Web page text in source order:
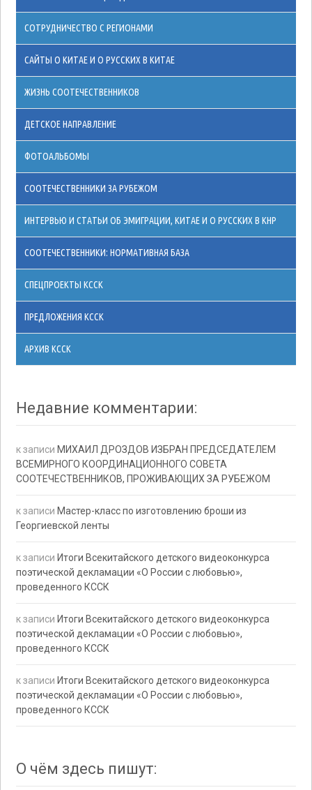
СОТРУДНИЧЕСТВО С РЕГИОНАМИ
САЙТЫ О КИТАЕ И О РУССКИХ В КИТАЕ
ЖИЗНЬ СООТЕЧЕСТВЕННИКОВ
ДЕТСКОЕ НАПРАВЛЕНИЕ
ФОТОАЛЬБОМЫ
СООТЕЧЕСТВЕННИКИ ЗА РУБЕЖОМ
ИНТЕРВЬЮ И СТАТЬИ ОБ ЭМИГРАЦИИ, КИТАЕ И О РУССКИХ В КНР
СООТЕЧЕСТВЕННИКИ: НОРМАТИВНАЯ БАЗА
СПЕЦПРОЕКТЫ КССК
ПРЕДЛОЖЕНИЯ КССК
АРХИВ КССК
Недавние комментарии:
к записи МИХАИЛ ДРОЗДОВ ИЗБРАН ПРЕДСЕДАТЕЛЕМ
ВСЕМИРНОГО КООРДИНАЦИОННОГО СОВЕТА
СООТЕЧЕСТВЕННИКОВ, ПРОЖИВАЮЩИХ ЗА РУБЕЖОМ
к записи Мастер-класс по изготовлению броши из
Георгиевской ленты
к записи Итоги Всекитайского детского видеоконкурса
поэтической декламации «О России с любовью»,
проведенного КССК
к записи Итоги Всекитайского детского видеоконкурса
поэтической декламации «О России с любовью»,
проведенного КССК
к записи Итоги Всекитайского детского видеоконкурса
поэтической декламации «О России с любовью»,
проведенного КССК
О чём здесь пишут: